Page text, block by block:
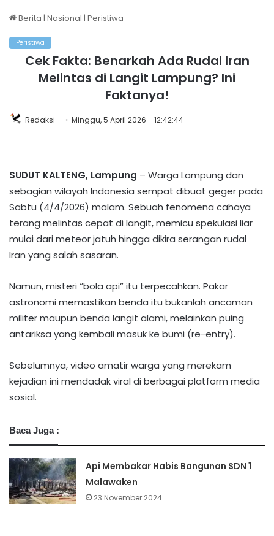
Berita | Nasional | Peristiwa
Peristiwa
Cek Fakta: Benarkah Ada Rudal Iran
Melintas di Langit Lampung? Ini
Faktanya!
Redaksi Minggu, 5 April 2026 - 12:42:44
SUDUT KALTENG, Lampung – Warga Lampung dan
sebagian wilayah Indonesia sempat dibuat geger pada
Sabtu (4/4/2026) malam. Sebuah fenomena cahaya
terang melintas cepat di langit, memicu spekulasi liar
mulai dari meteor jatuh hingga dikira serangan rudal
Iran yang salah sasaran.​
Namun, misteri “bola api” itu terpecahkan. Pakar
astronomi memastikan benda itu bukanlah ancaman
militer maupun benda langit alami, melainkan puing
antariksa yang kembali masuk ke bumi (re-entry).
Sebelumnya, video amatir warga yang merekam
kejadian ini mendadak viral di berbagai platform media
sosial.
Baca Juga :
Api Membakar Habis Bangunan SDN 1
Malawaken
23 November 2024